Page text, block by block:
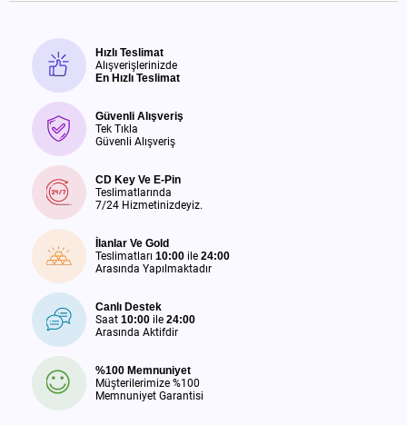
Hızlı Teslimat
Alışverişlerinizde
En Hızlı Teslimat
Güvenli Alışveriş
Tek Tıkla
Güvenli Alışveriş
CD Key Ve E-Pin
Teslimatlarında
7/24 Hizmetinizdeyiz.
İlanlar Ve Gold
Teslimatları 10:00 ile 24:00
Arasında Yapılmaktadır
Canlı Destek
Saat 10:00 ile 24:00
Arasında Aktifdir
%100 Memnuniyet
Müşterilerimize %100
Memnuniyet Garantisi